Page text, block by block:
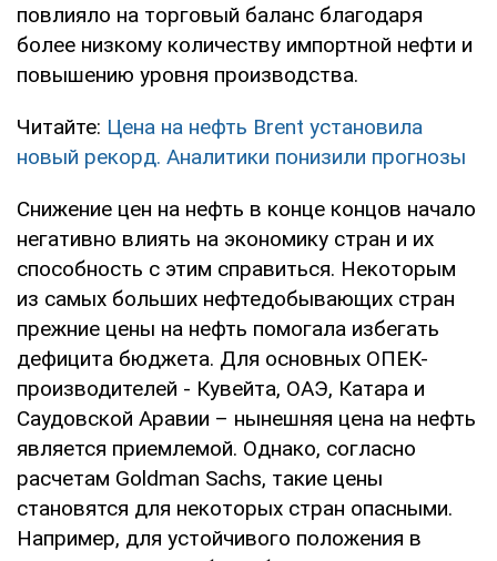
повлияло на торговый баланс благодаря
более низкому количеству импортной нефти и
повышению уровня производства.
Читайте: Цена на нефть Brent установила
новый рекорд. Аналитики понизили прогнозы
Снижение цен на нефть в конце концов начало
негативно влиять на экономику стран и их
способность с этим справиться. Некоторым
из самых больших нефтедобывающих стран
прежние цены на нефть помогала избегать
дефицита бюджета. Для основных ОПЕК-
производителей - Кувейта, ОАЭ, Катара и
Саудовской Аравии – нынешняя цена на нефть
является приемлемой. Однако, согласно
расчетам Goldman Sachs, такие цены
становятся для некоторых стран опасными.
Например, для устойчивого положения в